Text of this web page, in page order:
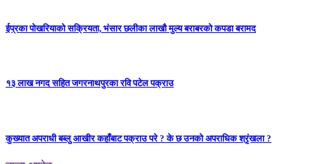
ईप्रका पोखरियाको सक्रियता, भंसार छलीका लाखौ मुल्य बराबरको कपडा बरामद
१३ लाख नगद सहित जगरनाथपुरका रवि पटेल पक्राउ
कुख्यात अपराधी बब्लु आखीर कहाँबाट पक्राउ परे ? के छ उनको अपराधिक श्रृंखला ?